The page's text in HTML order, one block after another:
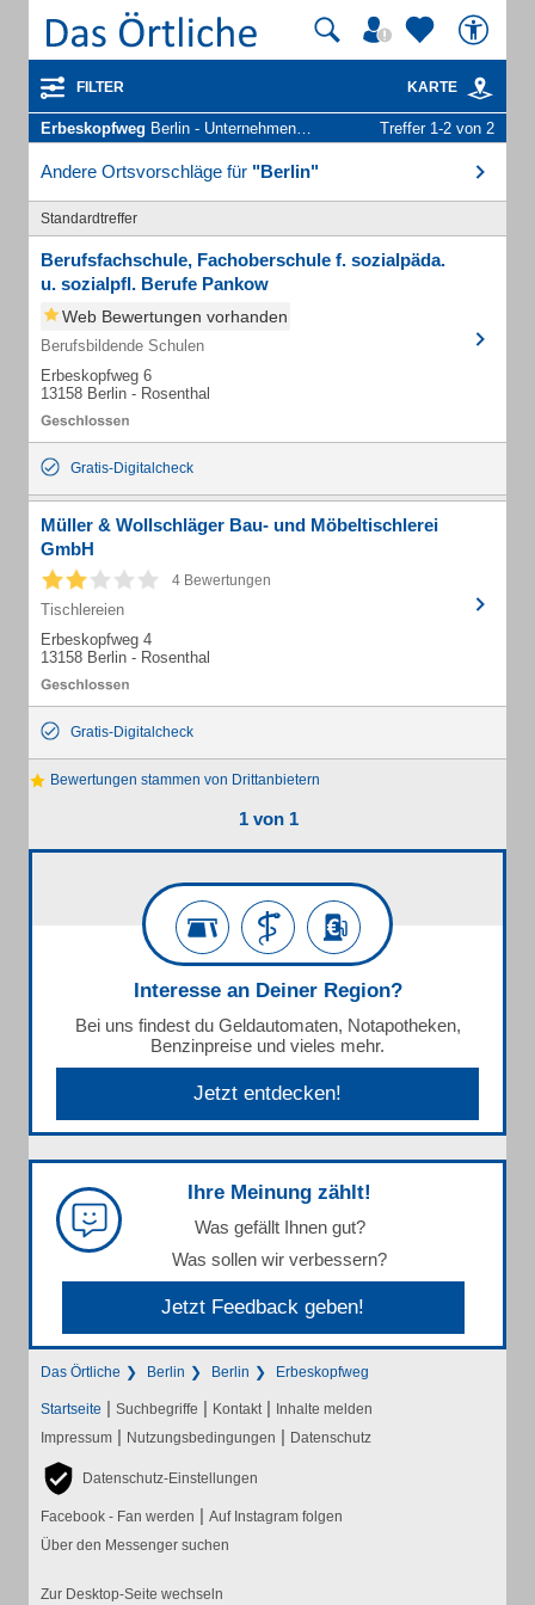
FILTER KARTE
Erbeskopfweg Berlin - Unternehmen und Personen Treffer 1-2 von 2
Andere Ortsvorschläge für "Berlin"
Standardtreffer
Berufsfachschule, Fachoberschule f. sozialpäda.
u. sozialpfl. Berufe Pankow
Web Bewertungen vorhanden
Berufsbildende Schulen
Erbeskopfweg 6
13158 Berlin - Rosenthal
Gratis-Digitalcheck
Müller & Wollschläger Bau- und Möbeltischlerei
GmbH
4 Bewertungen
Tischlereien
Erbeskopfweg 4
13158 Berlin - Rosenthal
Gratis-Digitalcheck
Bewertungen stammen von Drittanbietern
1 von 1
Interesse an Deiner Region?
Bei uns findest du Geldautomaten, Notapotheken,
Benzinpreise und vieles mehr.
Jetzt entdecken!
Ihre Meinung zählt!
Was gefällt Ihnen gut?
Was sollen wir verbessern?
Jetzt Feedback geben!
Das Örtliche Berlin Berlin Erbeskopfweg
Startseite | Suchbegriffe | Kontakt | Inhalte melden
Impressum | Nutzungsbedingungen | Datenschutz
Datenschutz-Einstellungen
Facebook - Fan werden | Auf Instagram folgen
Über den Messenger suchen
Zur Desktop-Seite wechseln